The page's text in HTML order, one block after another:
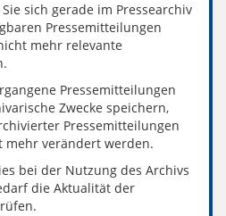
sich gerade im Pressearchiv
Pressemitteilungen
mehr relevante
Pressemitteilungen
Zwecke speichern,
Pressemitteilungen
mehr verändert werden.
bei der Nutzung des Archivs
die Aktualität der